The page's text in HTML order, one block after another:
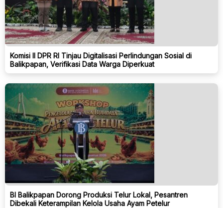
Komisi II DPR RI Tinjau Digitalisasi Perlindungan Sosial di
Balikpapan, Verifikasi Data Warga Diperkuat
BI Balikpapan Dorong Produksi Telur Lokal, Pesantren
Dibekali Keterampilan Kelola Usaha Ayam Petelur